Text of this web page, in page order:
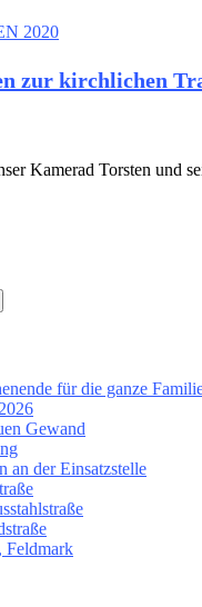
2020
zur kirchlichen
Kamerad Torsten und
für die ganze
Gewand
an der Einsatzstelle
Feldmark